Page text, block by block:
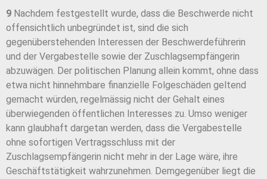
9 Nachdem festgestellt wurde, dass die Beschwerde nicht
offensichtlich unbegründet ist, sind die sich
gegenüberstehenden Interessen der Beschwerdeführerin
und der Vergabestelle sowie der Zuschlagsempfängerin
abzuwägen. Der politischen Planung allein kommt, ohne dass
etwa nicht hinnehmbare finanzielle Folgeschäden geltend
gemacht würden, regelmässig nicht der Gehalt eines
überwiegenden öffentlichen Interesses zu. Umso weniger
kann glaubhaft dargetan werden, dass die Vergabestelle
ohne sofortigen Vertragsschluss mit der
Zuschlagsempfängerin nicht mehr in der Lage wäre, ihre
Geschäftstätigkeit wahrzunehmen. Demgegenüber liegt die